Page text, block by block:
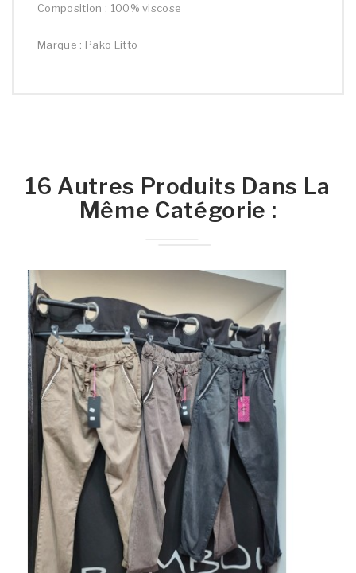
Composition : 100% viscose
Marque : Pako Litto
16 Autres Produits Dans La
Même Catégorie :